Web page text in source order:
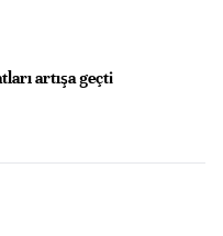
artışa geçti